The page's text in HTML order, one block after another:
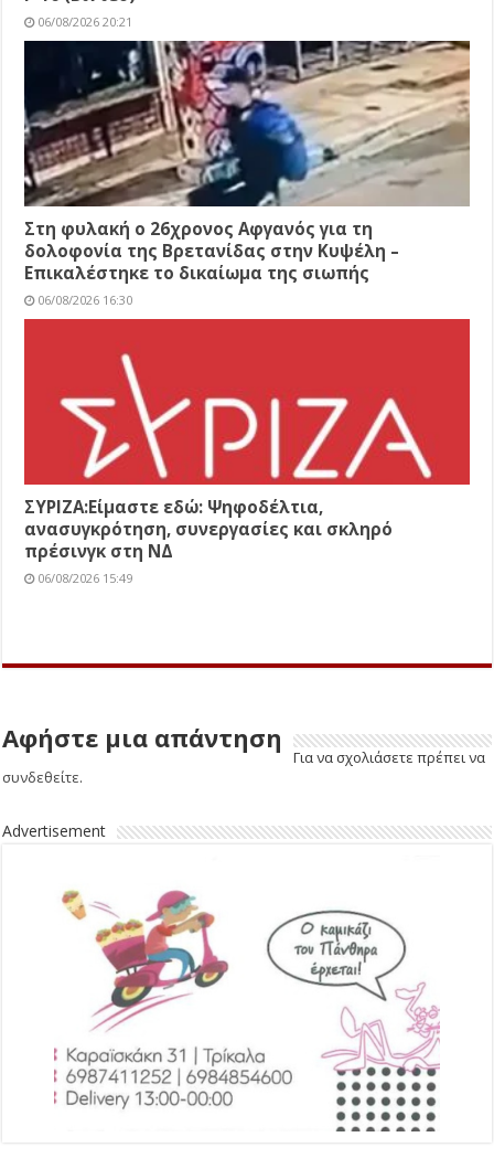
06/08/2026 20:21
Στη φυλακή ο 26χρονος Αφγανός για τη
δολοφονία της Βρετανίδας στην Κυψέλη –
Επικαλέστηκε το δικαίωμα της σιωπής
06/08/2026 16:30
ΣΥΡΙΖΑ:Είμαστε εδώ: Ψηφοδέλτια,
ανασυγκρότηση, συνεργασίες και σκληρό
πρέσινγκ στη ΝΔ
06/08/2026 15:49
Αφήστε μια απάντηση
Για να σχολιάσετε πρέπει να
συνδεθείτε.
Advertisement